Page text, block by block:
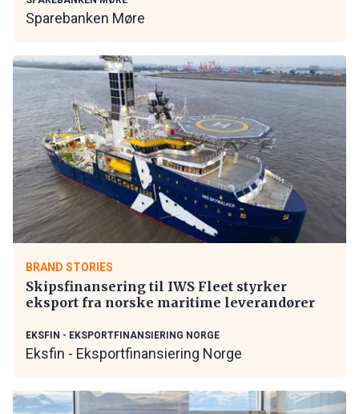
Sparebanken Møre
BRAND STORIES
Skipsfinansering til IWS Fleet styrker
eksport fra norske maritime leverandører
EKSFIN - EKSPORTFINANSIERING NORGE
Eksfin - Eksportfinansiering Norge